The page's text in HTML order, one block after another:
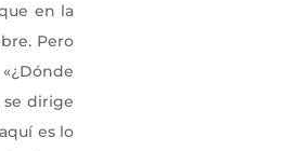
en la
Pero
se dirige
es lo